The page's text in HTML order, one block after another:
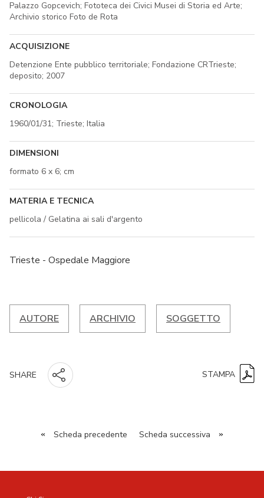
Palazzo Gopcevich; Fototeca dei Civici Musei di Storia ed Arte;
Archivio storico Foto de Rota
ACQUISIZIONE
Detenzione Ente pubblico territoriale; Fondazione CRTrieste;
deposito; 2007
CRONOLOGIA
1960/01/31; Trieste; Italia
DIMENSIONI
formato 6 x 6; cm
MATERIA E TECNICA
pellicola / Gelatina ai sali d'argento
Trieste - Ospedale Maggiore
AUTORE ARCHIVIO SOGGETTO
SHARE STAMPA
« Scheda precedente Scheda successiva »